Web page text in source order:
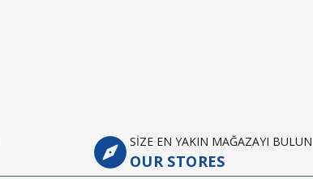
SİZE EN YAKIN MAĞAZAYI BULUN
OUR STORES